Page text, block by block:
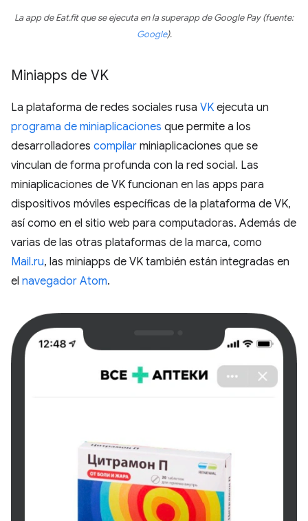
La app de Eat.fit que se ejecuta en la superapp de Google Pay (fuente:
Google).
Miniapps de VK
La plataforma de redes sociales rusa VK ejecuta un
programa de miniaplicaciones que permite a los
desarrolladores compilar miniaplicaciones que se
vinculan de forma profunda con la red social. Las
miniaplicaciones de VK funcionan en las apps para
dispositivos móviles específicas de la plataforma de VK,
así como en el sitio web para computadoras. Además de
varias de las otras plataformas de la marca, como
Mail.ru, las miniapps de VK también están integradas en
el navegador Atom.